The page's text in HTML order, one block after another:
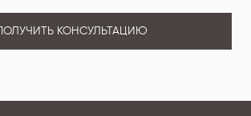
ПОЛУЧИТЬ КОНСУЛЬТАЦИЮ